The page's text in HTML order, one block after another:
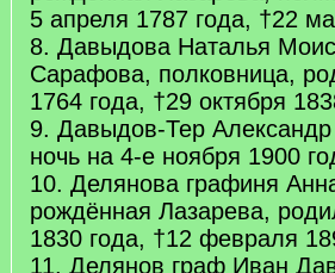
5 апреля 1787 года, †22
8. Давыдова Наталья
Сарафова, полковница,
1764 года, †29 октября
9. Давыдов-Тер
ночь на 4-е ноября 1900
10. Делянова графиня
рождённая Лазарева,
1830 года, †12 февраля
11. Делянов граф Иван